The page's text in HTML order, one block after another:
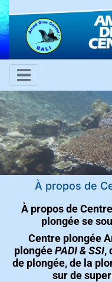
À propos de
À propos de
plongée se
Centre plongée
plongéePADI & SSI,
de plongée, de la
sur de